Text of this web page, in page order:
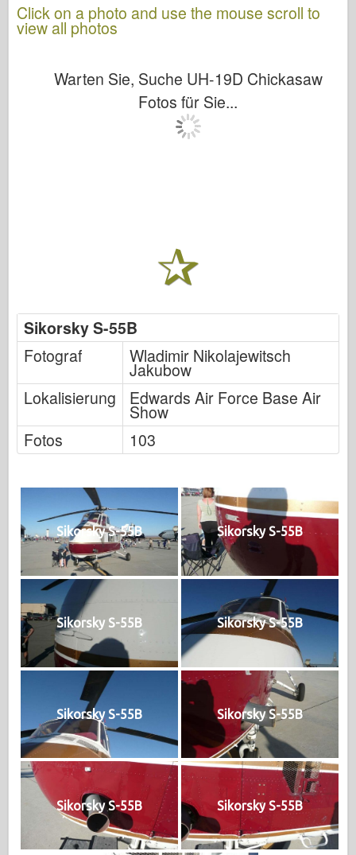
Click on a photo and use the mouse scroll to
view all photos
Warten Sie, Suche UH-19D Chickasaw
Fotos für Sie...
Sikorsky S-55B
Fotograf
Wladimir Nikolajewitsch
Jakubow
Lokalisierung
Edwards Air Force Base Air
Show
Fotos
103
Sikorsky S-55B Sikorsky S-55B
Sikorsky S-55B Sikorsky S-55B
Sikorsky S-55B Sikorsky S-55B
Sikorsky S-55B Sikorsky S-55B